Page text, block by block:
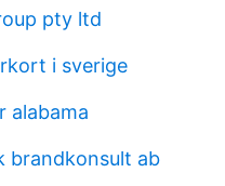
pty ltd
i sverige
alabama
brandkonsult ab